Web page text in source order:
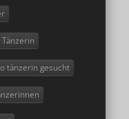
Tänzerin
tänzerin gesucht